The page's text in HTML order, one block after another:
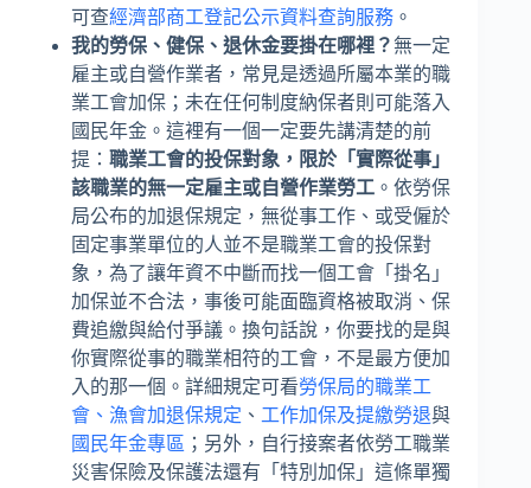
可查經濟部商工登記公示資料查詢服務 。
我的勞保、健保、退休金要掛在哪裡？無一定
雇主或自營作業者，常見是透過所屬本業的職
業工會加保；未在任何制度納保者則可能落入
國民年金。這裡有一個一定要先講清楚的前
提： 職業工會的投保對象，限於「實際從事」
該職業的無一定雇主或自營作業勞工 。依勞保
局公布的加退保規定，無從事工作、或受僱於
固定事業單位的人並不是職業工會的投保對
象，為了讓年資不中斷而找一個工會「掛名」
加保並不合法，事後可能面臨資格被取消、保
費追繳與給付爭議。換句話說，你要找的是與
你實際從事的職業相符的工會，不是最方便加
入的那一個。詳細規定可看勞保局的職業工
會、漁會加退保規定 、 工作加保及提繳勞退與
國民年金專區 ；另外，自行接案者依勞工職業
災害保險及保護法還有「特別加保」這條單獨